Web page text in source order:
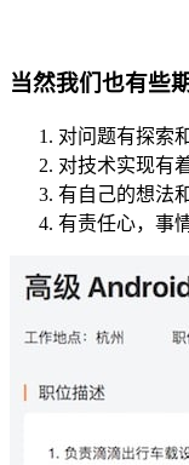
当然我们也有些
对问题有探索
对技术实现有
有自己的想法
有责任心，事